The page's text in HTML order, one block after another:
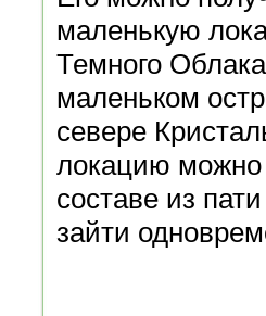
маленькую
Темного
маленьком
севере
локацию можно
составе из
зайти